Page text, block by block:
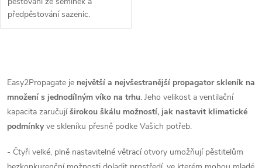
předpěstování sazenic.
Easy2Propagate Basic Kit se
v
l
á
d
Easy2Propagate je největší a nejvšestranější propagator skleník na
množení s jednodílným víko na trhu. Jeho velikost a ventilační
kapacita zaručujíširokou škálu možností, jak nastavit klimatické
podmínkyve skleníku přesně podke Vašich potřeb.
- Čtyři velké, plně nastavitelné větrací otvory umožňují pěstitelům